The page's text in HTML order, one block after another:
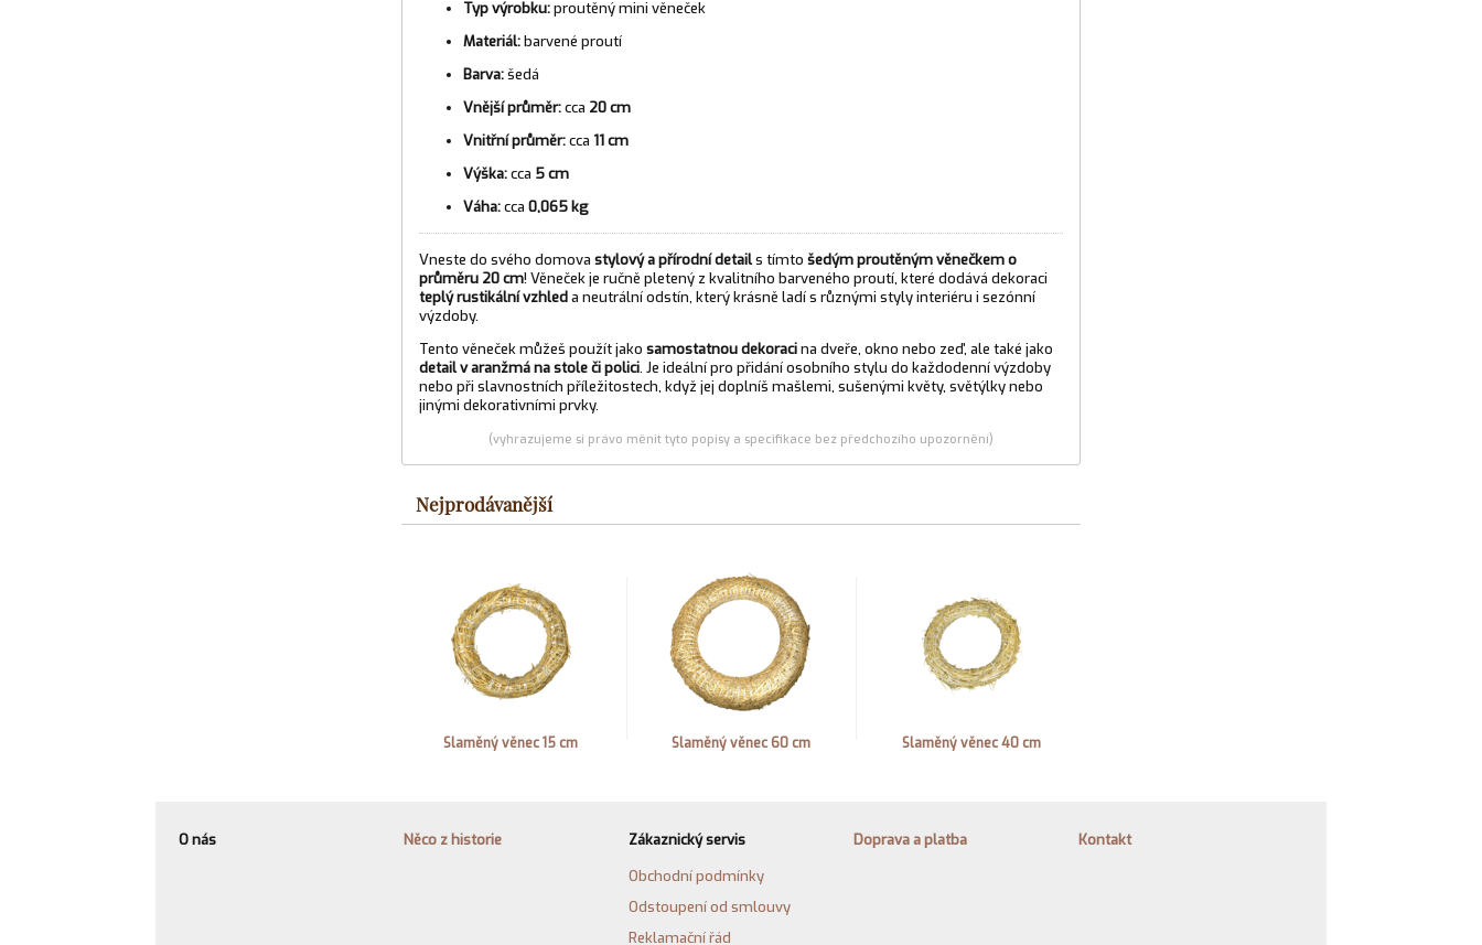
Typ výrobku:proutěný mini věneček
Materiál:barvené proutí
Barva:šedá
Vnější průměr:cca 20 cm
Vnitřní průměr:cca 11 cm
Výška:cca 5 cm
Váha:cca 0,065 kg
Vneste do svého domova stylový a přírodní details tímto šedým proutěným věnečkem o
průměru 20 cm! Věneček je ručně pletený z kvalitního barveného proutí, které dodává dekoraci
teplý rustikální vzhleda neutrální odstín, který krásně ladí s různými styly interiéru i sezónní
výzdoby.
Tento věneček můžeš použít jako samostatnou dekoracina dveře, okno nebo zeď, ale také jako
detail v aranžmá na stole či polici. Je ideální pro přidání osobního stylu do každodenní výzdoby
nebo při slavnostních příležitostech, když jej doplníš mašlemi, sušenými květy, světýlky nebo
jinými dekorativními prvky.
(vyhrazujeme si právo měnit tyto popisy a specifikace bez předchozího upozornění)
Nejprodávanější
Slaměný věnec 15 cm Slaměný věnec 60 cm Slaměný věnec 40 cm
O nás Něco z historie
Zákaznický servis
Obchodní podmínky
Odstoupení od smlouvy
Reklamační řád
Doprava a platba Kontakt